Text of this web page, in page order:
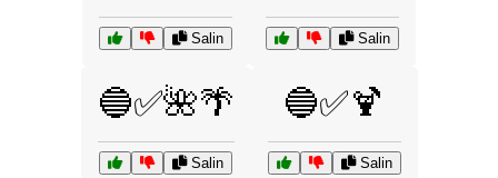
Salin Salin
🔵✅🌺🌴
Salin
🔵✅🍹
Salin